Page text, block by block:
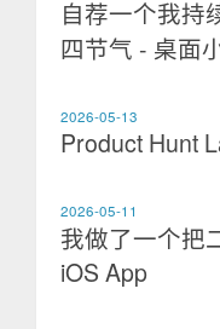
自荐一个我持
四节气 - 桌面
2026-05-13
Product Hunt
2026-05-11
我做了一个把
iOS App